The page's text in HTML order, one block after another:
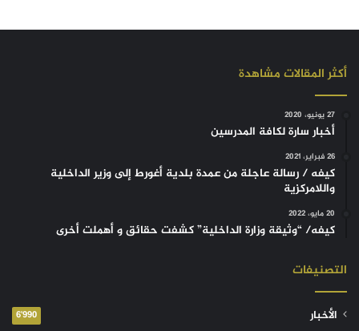
أكثر المقالات مشاهدة
27 يونيو، 2020
أخبار سارة لكافة المدرسين
26 فبراير، 2021
كيفه / رسالة عاجلة من عمدة بلدية أغورط إلى وزير الداخلية
واللامركزية
20 مايو، 2022
كيفه/ “وثيقة وزارة الداخلية” كشفت حقائق و أهملت أخرى
التصنيفات
الأخبار 6٬990